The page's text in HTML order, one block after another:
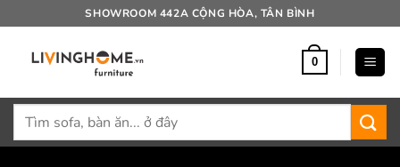
qua
SHOWROOM 442A CỘNG HÒA, TÂN BÌNH
0
Tìm